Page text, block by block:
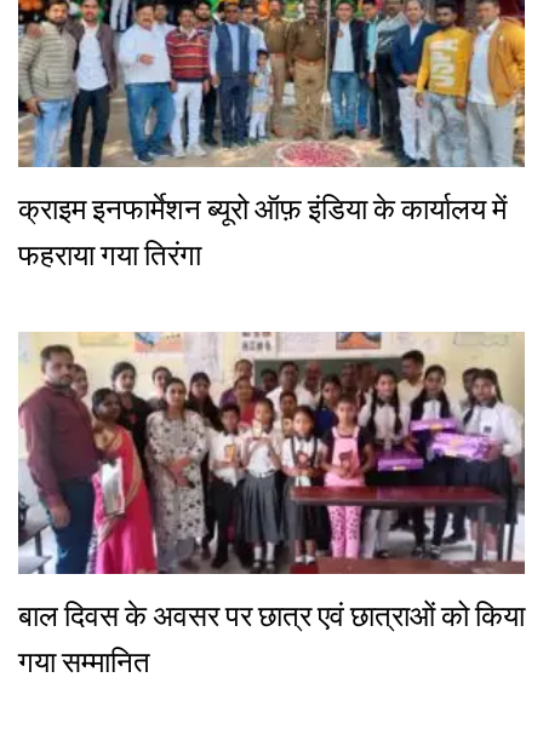
क्राइम इनफार्मेशन ब्यूरो ऑफ़ इंडिया के कार्यालय में
फहराया गया तिरंगा
बाल दिवस के अवसर पर छात्र एवं छात्राओं को किया
गया सम्मानित